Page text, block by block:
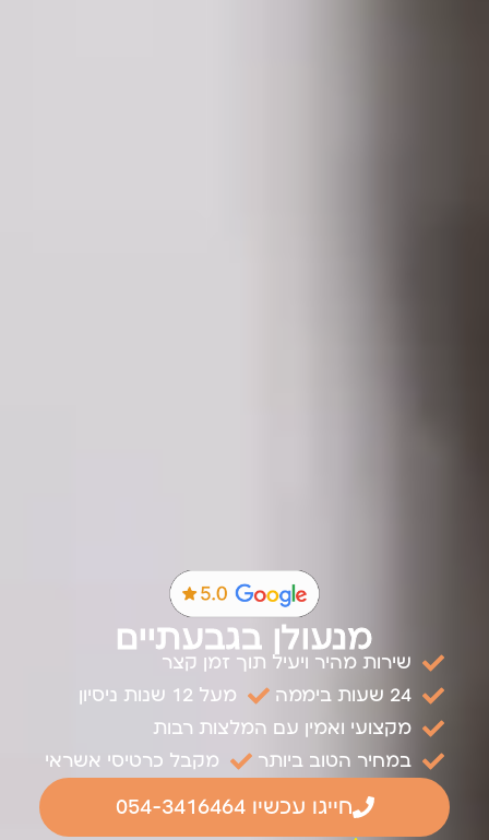
מנעולן בגבעתיים
שירות מהיר ויעיל תוך זמן קצר
24 שעות ביממה
מעל 12 שנות ניסיון
מקצועי ואמין עם המלצות רבות
במחיר הטוב ביותר
מקבל כרטיסי אשראי
חייגו עכשיו 054-3416464